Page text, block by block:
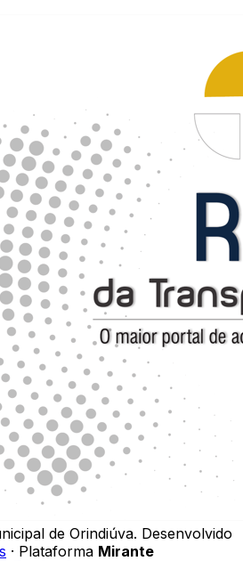
de Orindiúva. Desenvolvido
· Plataforma Mirante